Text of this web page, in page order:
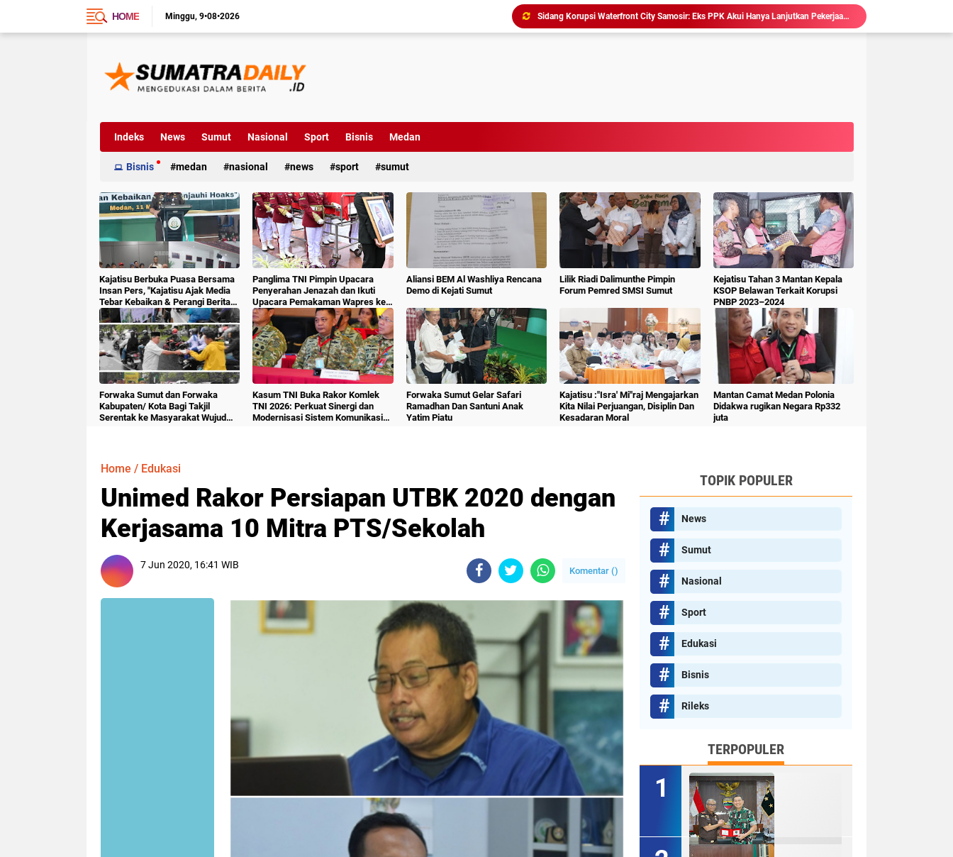
HOME Minggu 9•08•2026
Ketum LSM Pucuk Bukit Nusantara Akan Laporkan Kepsek Yang Langgar Aturan Menteri ke APH , Terkait Dana Revitalisasi Sekolah
Triliunan Bantuan Revitalisasi Sekolah, Rawan Korupsi
Hakim Ingatkan Saksi Fahrizal Konsultan Pengawas, "Jangan Asal Beri Keterangan Didepan Persidangan "
Indeks News Sumut Nasional Sport Bisnis Medan
Bisnis medan nasional news sport sumut
Kajatisu Berbuka Puasa Bersama
Insan Pers, "Kajatisu Ajak Media
Tebar Kebaikan & Perangi Berita
Hoak"
Panglima TNI Pimpin Upacara
Penyerahan Jenazah dan Ikuti
Upacara Pemakaman Wapres ke-
6 RI
Aliansi BEM Al Washliya Rencana
Demo di Kejati Sumut
Lilik Riadi Dalimunthe Pimpin
Forum Pemred SMSI Sumut
Kejatisu Tahan 3 Mantan Kepala
KSOP Belawan Terkait Korupsi
PNBP 2023–2024
Forwaka Sumut dan Forwaka
Kabupaten/ Kota Bagi Takjil
Serentak ke Masyarakat Wujud
Kasum TNI Buka Rakor Komlek
TNI 2026: Perkuat Sinergi dan
Modernisasi Sistem Komunikasi
Forwaka Sumut Gelar Safari
Ramadhan Dan Santuni Anak
Yatim Piatu
Kajatisu :"Isra' Mi"raj Mengajarkan
Kita Nilai Perjuangan, Disiplin Dan
Kesadaran Moral
Mantan Camat Medan Polonia
Didakwa rugikan Negara Rp332
juta
Home / Edukasi
Unimed Rakor Persiapan UTBK 2020 dengan
Kerjasama 10 Mitra PTS/Sekolah
7 Jun 2020, 16:41 WIB
Komentar ()
TOPIK POPULER
News
Sumut
Nasional
Sport
Edukasi
Bisnis
Rileks
TERPOPULER